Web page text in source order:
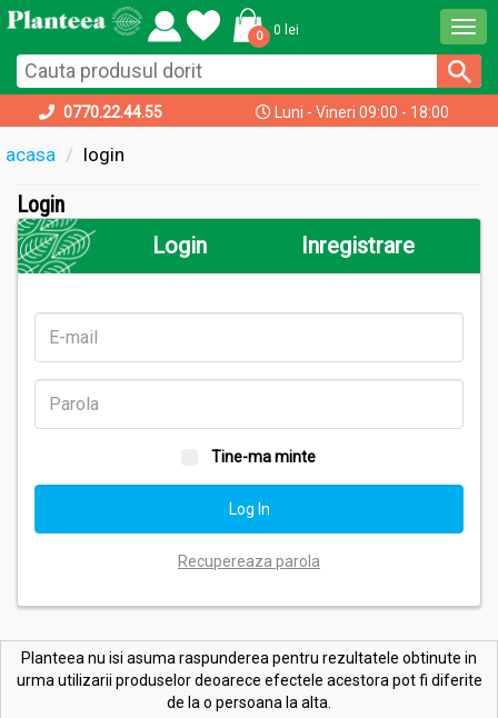
0 0 lei
0770.22.44.55 Luni - Vineri 09:00 - 18:00
acasa login
Login
Login
Inregistrare
Tine-ma minte
Recupereaza parola
Planteea nu isi asuma raspunderea pentru rezultatele obtinute in
urma utilizarii produselor deoarece efectele acestora pot fi diferite
de la o persoana la alta.